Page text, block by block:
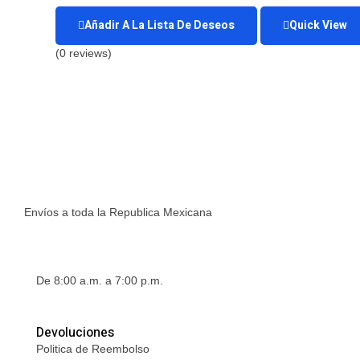
Añadir A La Lista De Deseos Quick View
(0 reviews)
Envíos a toda la Republica Mexicana
De 8:00 a.m. a 7:00 p.m.
Devoluciones
Politica de Reembolso